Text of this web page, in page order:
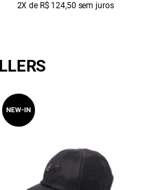
2X de R$ 124,50 sem juros
NEW-IN